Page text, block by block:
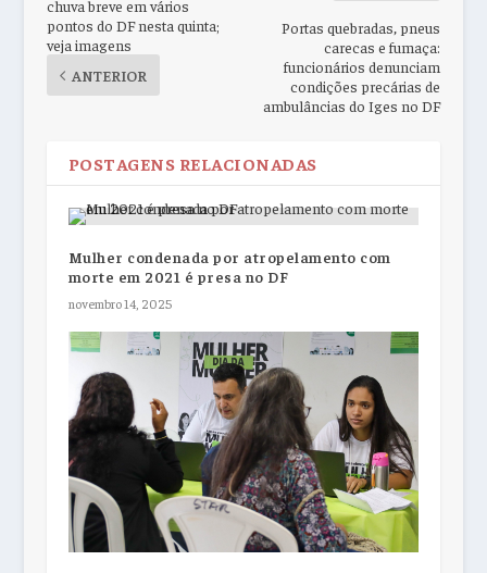
chuva breve em vários
pontos do DF nesta quinta;
veja imagens
ANTERIOR
Portas quebradas, pneus
carecas e fumaça:
funcionários denunciam
condições precárias de
ambulâncias do Iges no DF
POSTAGENS RELACIONADAS
Mulher condenada por atropelamento com
morte em 2021 é presa no DF
novembro 14, 2025